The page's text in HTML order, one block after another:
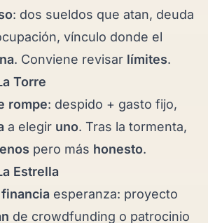
: dos sueldos que atan, deuda
vínculo donde el
. Conviene revisar límites.
Torre
rompe: despido + gasto fijo,
a elegir uno. Tras la tormenta,
pero más honesto.
Estrella
financia esperanza: proyecto
de crowdfunding o patrocinio